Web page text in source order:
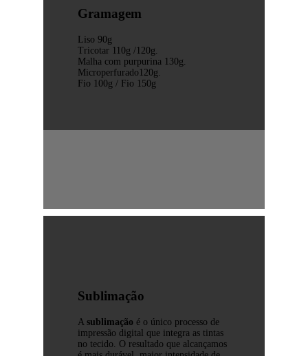
Gramagem
Liso 90g
Tricotar 110g /120g.
Malha com purpurina 130g.
Microperfurado120g.
Fio 100g / Fio 150g
Sublimação
A sublimação é o único processo de
impressão digital que integra as tintas
no tecido. O resultado que alcançamos